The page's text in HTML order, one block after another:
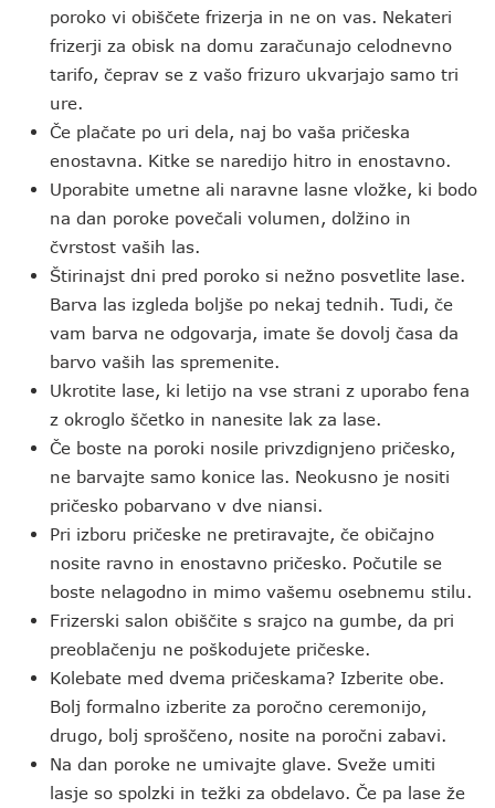
poroko vi obiščete frizerja in ne on vas. Nekateri
frizerji za obisk na domu zaračunajo celodnevno
tarifo, čeprav se z vašo frizuro ukvarjajo samo tri
ure.
Če plačate po uri dela, naj bo vaša pričeska
enostavna. Kitke se naredijo hitro in enostavno.
Uporabite umetne ali naravne lasne vložke, ki bodo
na dan poroke povečali volumen, dolžino in
čvrstost vaših las.
Štirinajst dni pred poroko si nežno posvetlite lase.
Barva las izgleda boljše po nekaj tednih. Tudi, če
vam barva ne odgovarja, imate še dovolj časa da
barvo vaših las spremenite.
Ukrotite lase, ki letijo na vse strani z uporabo fena
z okroglo ščetko in nanesite lak za lase.
Če boste na poroki nosile privzdignjeno pričesko,
ne barvajte samo konice las. Neokusno je nositi
pričesko pobarvano v dve niansi.
Pri izboru pričeske ne pretiravajte, če običajno
nosite ravno in enostavno pričesko. Počutile se
boste nelagodno in mimo vašemu osebnemu stilu.
Frizerski salon obiščite s srajco na gumbe, da pri
preoblačenju ne poškodujete pričeske.
Kolebate med dvema pričeskama? Izberite obe.
Bolj formalno izberite za poročno ceremonijo,
drugo, bolj sproščeno, nosite na poročni zabavi.
Na dan poroke ne umivajte glave. Sveže umiti
lasje so spolzki in težki za obdelavo. Če pa lase že